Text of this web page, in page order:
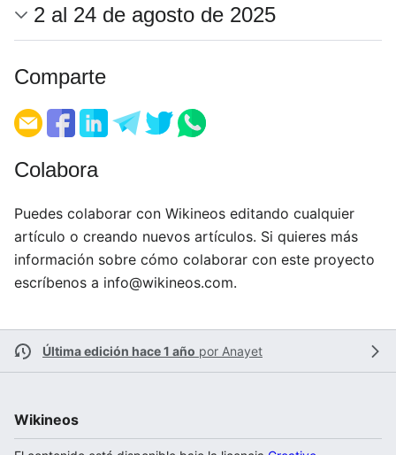
2 al 24 de agosto de 2025
Comparte
Colabora
Puedes colaborar con Wikineos editando cualquier
artículo o creando nuevos artículos. Si quieres más
información sobre cómo colaborar con este proyecto
escríbenos a info@wikineos.com.
Última edición hace 1 año por Anayet
Wikineos